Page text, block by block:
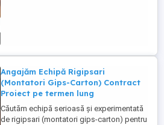
Angajăm Echipă Rigipsari
(Montatori Gips-Carton) Contract
Proiect pe termen lung
Căutăm echipă serioasă și experimentată
de rigipsari (montatori gips-carton) pentru